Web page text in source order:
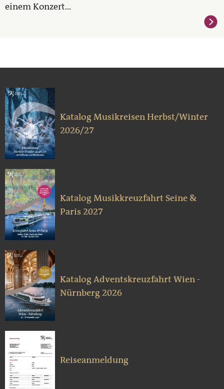
einem Konzert...
Katalog Musikreisen Herbst/Winter
2026/27
Katalog Musikkreuzfahrt Seine &
Paris 2027
Katalog Adventskreuzfahrt Wien -
Nürnberg 2026
Reiseanmeldung